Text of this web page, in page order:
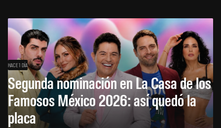
HACE 1 DÍA
Segunda nominación en La Casa de los
Famosos México 2026: así quedó la
placa